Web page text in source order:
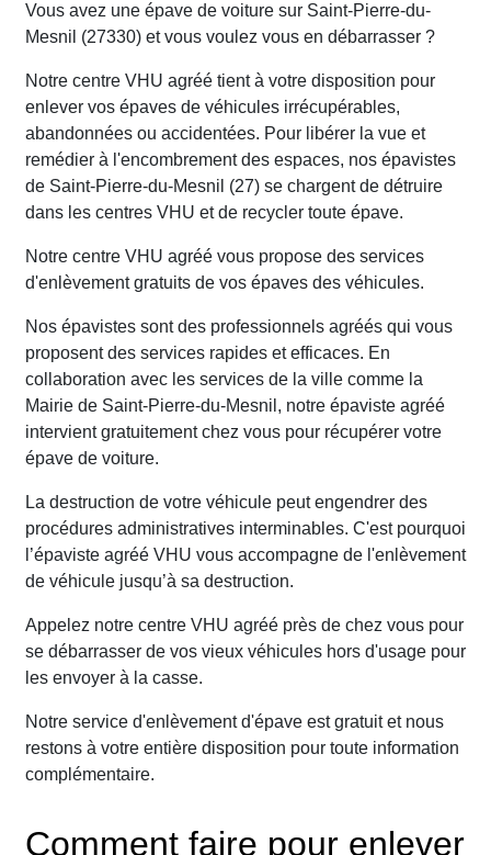
Vous avez une épave de voiture sur Saint-Pierre-du-
Mesnil (27330) et vous voulez vous en débarrasser ?
Notre centre VHU agréé tient à votre disposition pour
enlever vos épaves de véhicules irrécupérables,
abandonnées ou accidentées. Pour libérer la vue et
remédier à l'encombrement des espaces, nos épavistes
de Saint-Pierre-du-Mesnil (27) se chargent de détruire
dans les centres VHU et de recycler toute épave.
Notre centre VHU agréé vous propose des services
d'enlèvement gratuits de vos épaves des véhicules.
Nos épavistes sont des professionnels agréés qui vous
proposent des services rapides et efficaces. En
collaboration avec les services de la ville comme la
Mairie de Saint-Pierre-du-Mesnil, notre épaviste agréé
intervient gratuitement chez vous pour récupérer votre
épave de voiture.
La destruction de votre véhicule peut engendrer des
procédures administratives interminables. C'est pourquoi
l’épaviste agréé VHU vous accompagne de l'enlèvement
de véhicule jusqu’à sa destruction.
Appelez notre centre VHU agréé près de chez vous pour
se débarrasser de vos vieux véhicules hors d'usage pour
les envoyer à la casse.
Notre service d'enlèvement d'épave est gratuit et nous
restons à votre entière disposition pour toute information
complémentaire.
Comment faire pour enlever